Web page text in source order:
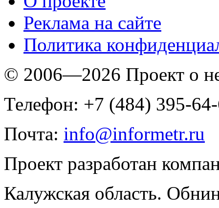
Реклама на сайте
Политика
© 2006—2026 Проект о
Телефон: +7 (484) 395-
Почта: info@informetr.ru
Проект разработан
Калужская область.